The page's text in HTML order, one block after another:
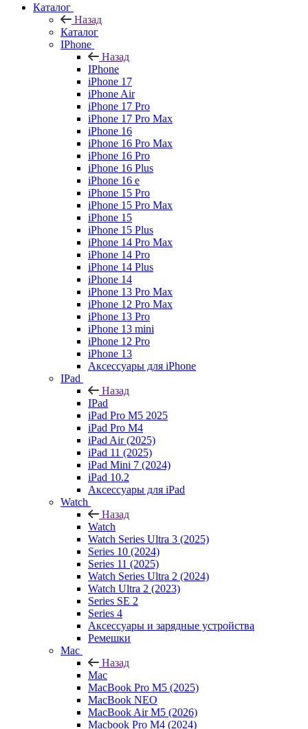
Каталог
Назад
Каталог
IPhone
Назад
IPhone
iPhone 17
iPhone Air
iPhone 17 Pro
iPhone 17 Pro Max
iPhone 16
iPhone 16 Pro Max
iPhone 16 Pro
iPhone 16 Plus
iPhone 16 e
iPhone 15 Pro
iPhone 15 Pro Max
iPhone 15
iPhone 15 Plus
iPhone 14 Pro Max
iPhone 14 Pro
iPhone 14 Plus
iPhone 14
iPhone 13 Pro Max
iPhone 12 Pro Max
iPhone 13 Pro
iPhone 13 mini
iPhone 12 Pro
iPhone 13
Аксессуары для iPhone
IPad
Назад
IPad
iPad Pro M5 2025
iPad Pro M4
iPad Air (2025)
iPad 11 (2025)
iPad Mini 7 (2024)
iPad 10.2
Аксессуары для iPad
Watch
Назад
Watch
Watch Series Ultra 3 (2025)
Series 10 (2024)
Series 11 (2025)
Watch Series Ultra 2 (2024)
Watch Ultra 2 (2023)
Series SE 2
Series 4
Аксессуары и зарядные устройства
Ремешки
Mac
Назад
Mac
MacBook Pro M5 (2025)
MacBook NEO
MacBook Air M5 (2026)
Macbook Pro M4 (2024)